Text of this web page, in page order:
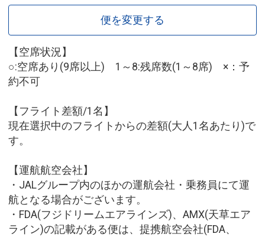
便を変更する
【空席状況】
○:空席あり(9席以上) 1～8:残席数(1～8席) ×：予
約不可
【フライト差額/1名】
現在選択中のフライトからの差額(大人1名あたり)で
す。
【運航航空会社】
・JALグループ内のほかの運航会社・乗務員にて運
航となる場合がございます。
・FDA(フジドリームエアラインズ)、AMX(天草エア
ライン)の記載がある便は、提携航空会社(FDA、